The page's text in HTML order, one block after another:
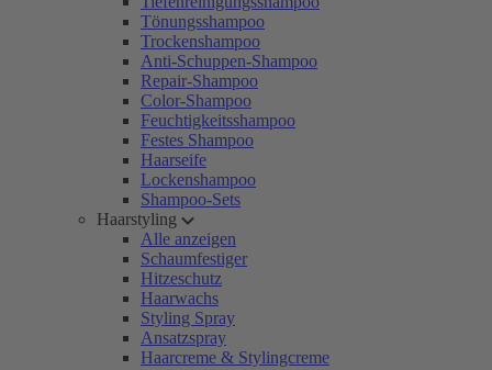
Tönungsshampoo
Trockenshampoo
Anti-Schuppen-Shampoo
Repair-Shampoo
Color-Shampoo
Feuchtigkeitsshampoo
Festes Shampoo
Haarseife
Lockenshampoo
Shampoo-Sets
Haarstyling
Alle anzeigen
Schaumfestiger
Hitzeschutz
Haarwachs
Styling Spray
Ansatzspray
Haarcreme & Stylingcreme